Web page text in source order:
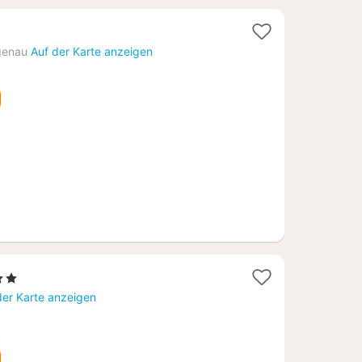
Auf der Karte anzeigen
Karte anzeigen